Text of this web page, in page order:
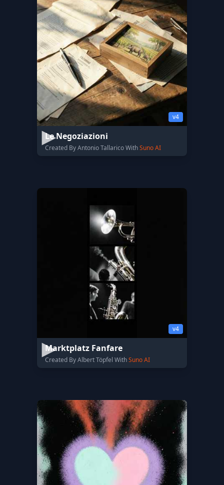
v4
Le Negoziazioni
Created By Antonio Tallarico WithSuno AI
v4
Marktplatz Fanfare
Created By Albert Töpfel WithSuno AI